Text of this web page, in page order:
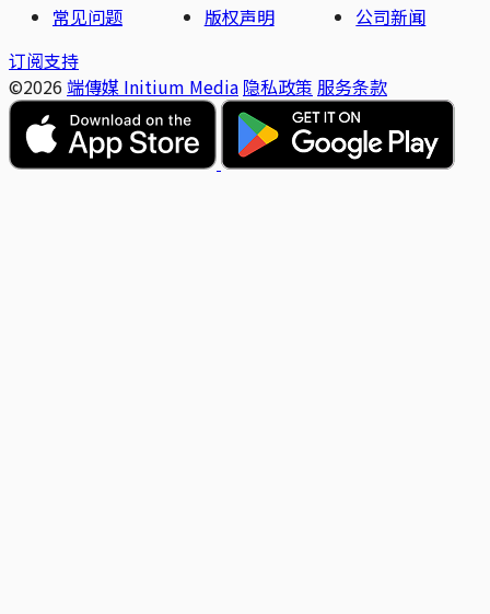
常见问题
版权声明
公司新闻
订阅支持
©2026 端傳媒 Initium Media 隐私政策 服务条款